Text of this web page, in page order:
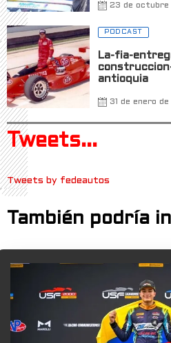
23 de octubre
PODCAST
La-fia-
antioquia
31 de enero de
Tweets...
Tweets by fedeautos
También podría